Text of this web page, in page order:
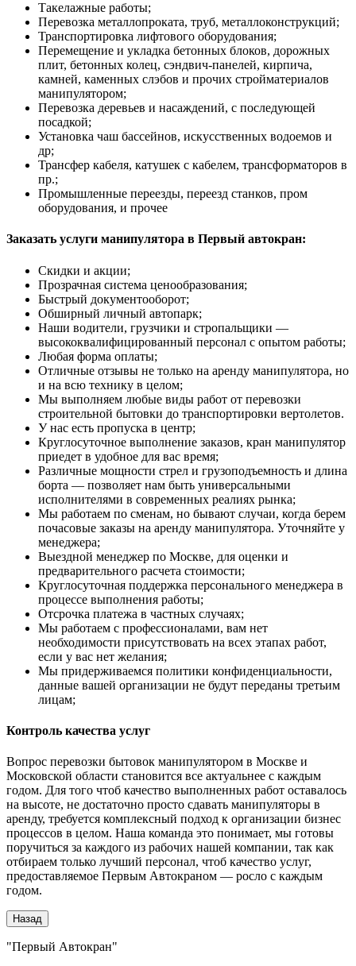
Такелажные работы;
Перевозка металлопроката, труб, металлоконструкций;
Транспортировка лифтового оборудования;
Перемещение и укладка бетонных блоков, дорожных
плит, бетонных колец, сэндвич-панелей, кирпича,
камней, каменных слэбов и прочих стройматериалов
манипулятором;
Перевозка деревьев и насаждений, с последующей
посадкой;
Установка чаш бассейнов, искусственных водоемов и
др;
Трансфер кабеля, катушек с кабелем, трансформаторов в
пр.;
Промышленные переезды, переезд станков, пром
оборудования, и прочее
Заказать услуги манипулятора в Первый автокран:
Скидки и акции;
Прозрачная система ценообразования;
Быстрый документооборот;
Обширный личный автопарк;
Наши водители, грузчики и стропальщики —
высококвалифицированный персонал с опытом работы;
Любая форма оплаты;
Отличные отзывы не только на аренду манипулятора, но
и на всю технику в целом;
Мы выполняем любые виды работ от перевозки
строительной бытовки до транспортировки вертолетов.
У нас есть пропуска в центр;
Круглосуточное выполнение заказов, кран манипулятор
приедет в удобное для вас время;
Различные мощности стрел и грузоподъемность и длина
борта — позволяет нам быть универсальными
исполнителями в современных реалиях рынка;
Мы работаем по сменам, но бывают случаи, когда берем
почасовые заказы на аренду манипулятора. Уточняйте у
менеджера;
Выездной менеджер по Москве, для оценки и
предварительного расчета стоимости;
Круглосуточная поддержка персонального менеджера в
процессе выполнения работы;
Отсрочка платежа в частных случаях;
Мы работаем с профессионалами, вам нет
необходимости присутствовать на всех этапах работ,
если у вас нет желания;
Мы придерживаемся политики конфиденциальности,
данные вашей организации не будут переданы третьим
лицам;
Контроль качества услуг
Вопрос перевозки бытовок манипулятором в Москве и
Московской области становится все актуальнее с каждым
годом. Для того чтоб качество выполненных работ оставалось
на высоте, не достаточно просто сдавать манипуляторы в
аренду, требуется комплексный подход к организации бизнес
процессов в целом. Наша команда это понимает, мы готовы
поручиться за каждого из рабочих нашей компании, так как
отбираем только лучший персонал, чтоб качество услуг,
предоставляемое Первым Автокраном — росло с каждым
годом.
Назад
"Первый Автокран"